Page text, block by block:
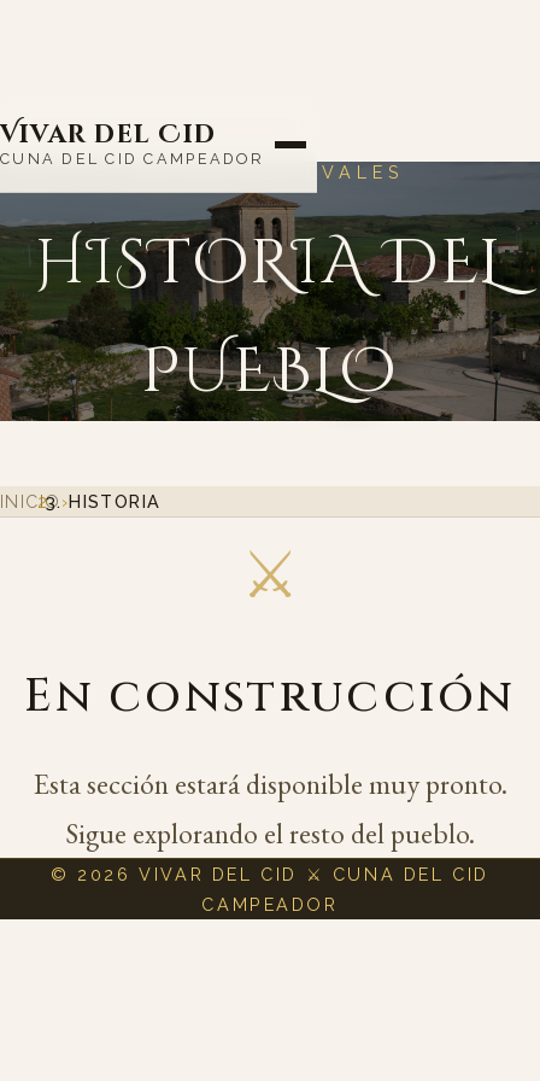
Vivar del Cid
CUNA DEL CID CAMPEADOR
RAÍCES MEDIEVALES
HISTORIA DEL
PUEBLO
INICIO›HISTORIA
⚔
En construcción
Esta sección estará disponible muy pronto.
Sigue explorando el resto del pueblo.
© 2026 VIVAR DEL CID ⚔️
CUNA DEL CID
CAMPEADOR